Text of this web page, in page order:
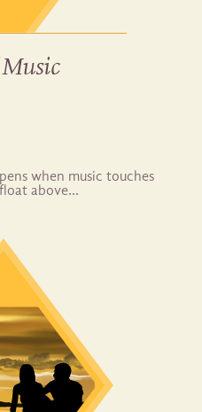
when music touches
above…